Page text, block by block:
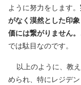
ように努力をします。
がなく漠然とした印
価には繋がりません。
では駄目なのです。
以上のように、教
められ、特にレジデ